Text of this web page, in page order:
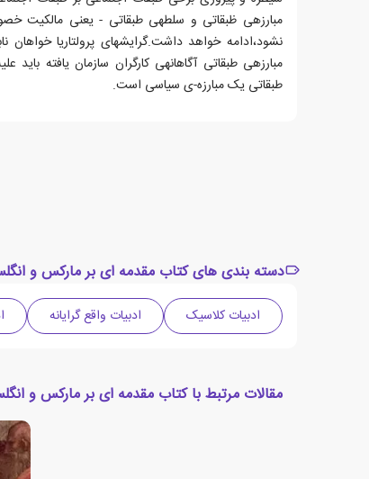
مبارزه­ی ظبقاتی و سلطه­ی طبقاتی - یعنی مالکیت
نشود،ادامه خواهد داشت.گرایش­های پرولتاریا
مبارزه­ی طبقاتی آگاهانه­ی کارگران سازمان یافته
طبقاتی یک مبارزه-ی سیاسی است.
دسته بندی های کتاب مقدمه ای بر مارکس و
ادبیات کلاسیک ادبیات واقع گرایانه
مقالات مرتبط با کتاب مقدمه ای بر مارکس و